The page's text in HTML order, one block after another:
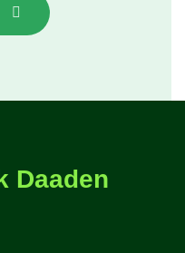
Next
Daaden